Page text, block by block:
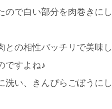
で白い部分を肉巻きにし
との相性バッチリで美味
ですよね♪
い、きんぴらごぼうに